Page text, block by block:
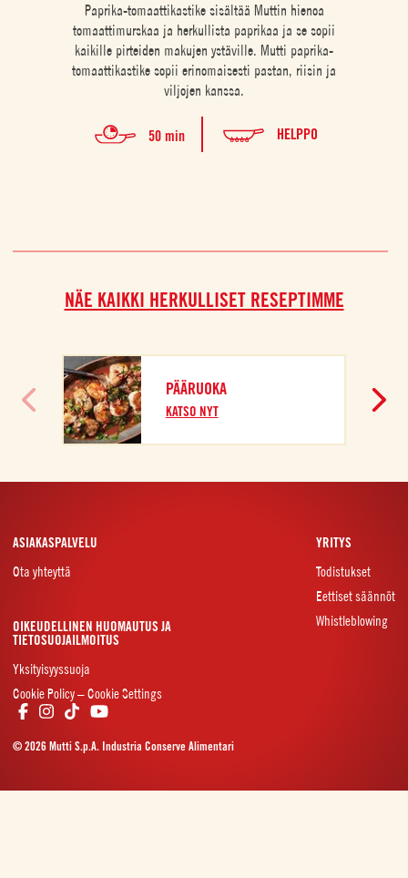
Paprika-tomaattikastike sisältää Muttin hienoa
tomaattimurskaa ja herkullista paprikaa ja se sopii
kaikille pirteiden makujen ystäville. Mutti paprika-
tomaattikastike sopii erinomaisesti pastan, riisin ja
viljojen kanssa.
50 min HELPPO
NÄE KAIKKI HERKULLISET RESEPTIMME
PÄÄRUOKA
KATSO NYT
ASIAKASPALVELU
Ota yhteyttä
YRITYS
Todistukset
Eettiset säännöt
Whistleblowing
OIKEUDELLINEN HUOMAUTUS JA
TIETOSUOJAILMOITUS
Yksityisyyssuoja
Cookie Policy – Cookie Settings
© 2026 Mutti S.p.A. Industria Conserve Alimentari